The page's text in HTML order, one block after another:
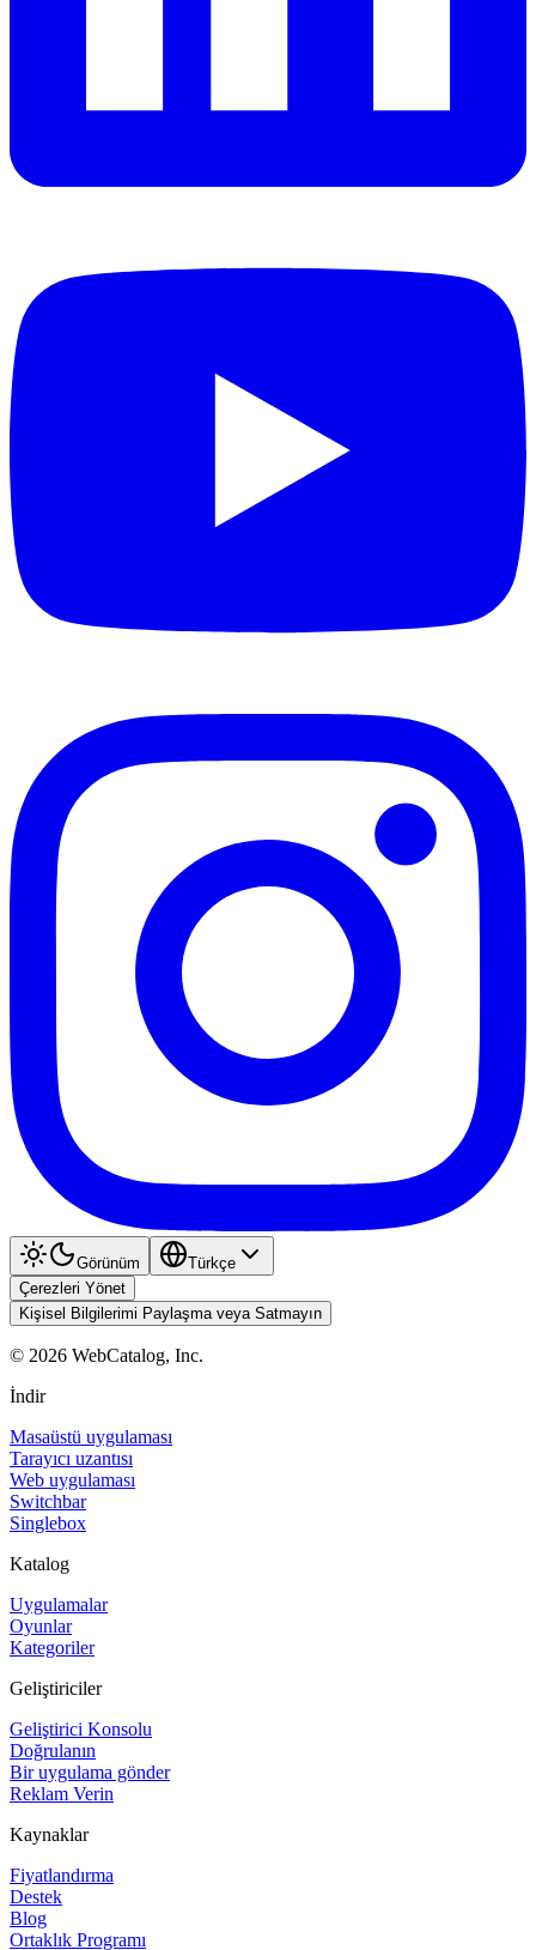
Görünüm
Türkçe
Çerezleri Yönet
Kişisel Bilgilerimi Paylaşma veya Satmayın
© 2026 WebCatalog, Inc.
İndir
Masaüstü uygulaması
Tarayıcı uzantısı
Web uygulaması
Switchbar
Singlebox
Katalog
Uygulamalar
Oyunlar
Kategoriler
Geliştiriciler
Geliştirici Konsolu
Doğrulanın
Bir uygulama gönder
Reklam Verin
Kaynaklar
Fiyatlandırma
Destek
Blog
Ortaklık Programı